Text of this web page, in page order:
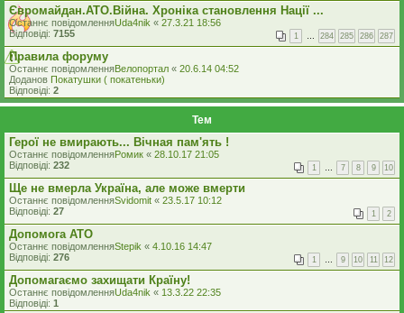
Євромайдан.АТО.Вiйна. Хроніка становлення Нації ...
Останнє повідомленняUda4nik « 27.3.21 18:56
Відповіді: 7155 1 … 284 285 286 287
Правила форуму
Останнє повідомленняВелопортал « 20.6.14 04:52
Доданов Покатушки ( покатеньки)
Відповіді: 2
Тем
Герої не вмирають... Вічная пам'ять !
Останнє повідомленняРомик « 28.10.17 21:05
Відповіді: 232 1 … 7 8 9 10
Ще не вмерла Україна, але може вмерти
Останнє повідомленняSvidomit « 23.5.17 10:12
Відповіді: 27 1 2
Допомога АТО
Останнє повідомленняStepik « 4.10.16 14:47
Відповіді: 276 1 … 9 10 11 12
Допомагаємо захищати Країну!
Останнє повідомленняUda4nik « 13.3.22 22:35
Відповіді: 1